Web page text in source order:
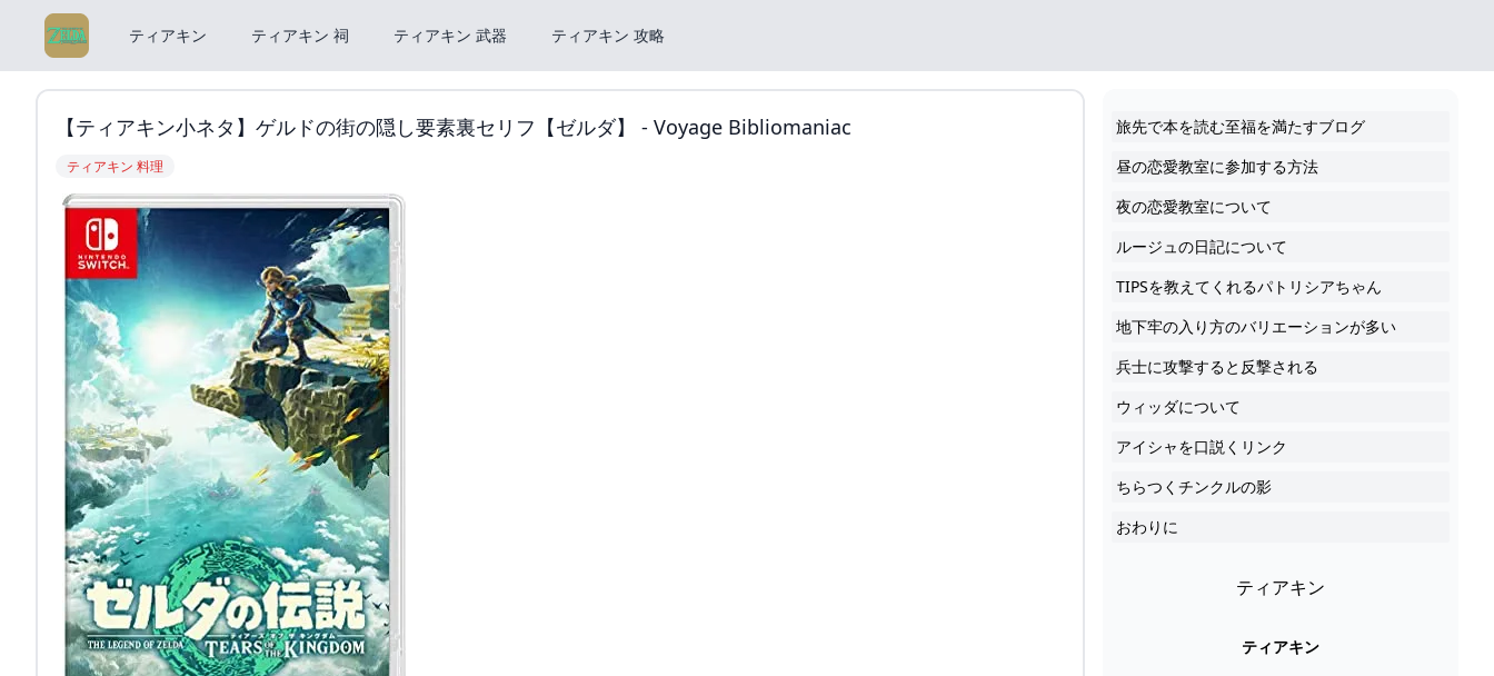
ティアキン ティアキン 祠 ティアキン 武器 ティアキン 攻略
【ティアキン小ネタ】ゲルドの街の隠し要素裏セリフ【ゼルダ】 - Voyage Bibliomaniac
ティアキン 料理
旅先で本を読む至福を満たすブログ
昼の恋愛教室に参加する方法
夜の恋愛教室について
ルージュの日記について
TIPSを教えてくれるパトリシアちゃん
地下牢の入り方のバリエーションが多い
兵士に攻撃すると反撃される
ウィッダについて
アイシャを口説くリンク
ちらつくチンクルの影
おわりに
ティアキン
ティアキン